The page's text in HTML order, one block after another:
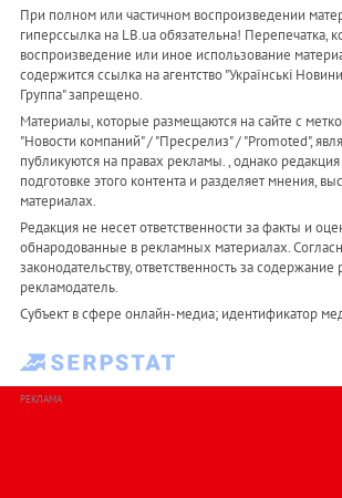
При полном или частичном воспроизведении
гиперссылка на LB.ua обязательна! Перепечатка,
воспроизведение или иное использование
содержится ссылка на агентство "Українськi
Группа" запрещено.
Материалы, которые размещаются на сайте с
"Новости компаний" / "Пресрелиз" / "Promoted",
публикуются на правах рекламы. , однако редакция
подготовке этого контента и разделяет мнения,
материалах.
Редакция не несет ответственности за факты и
обнародованные в рекламных материалах.
законодательству, ответственность за
рекламодатель.
Субъект в сфере онлайн-медиа; идентификатор
РЕКЛАМА